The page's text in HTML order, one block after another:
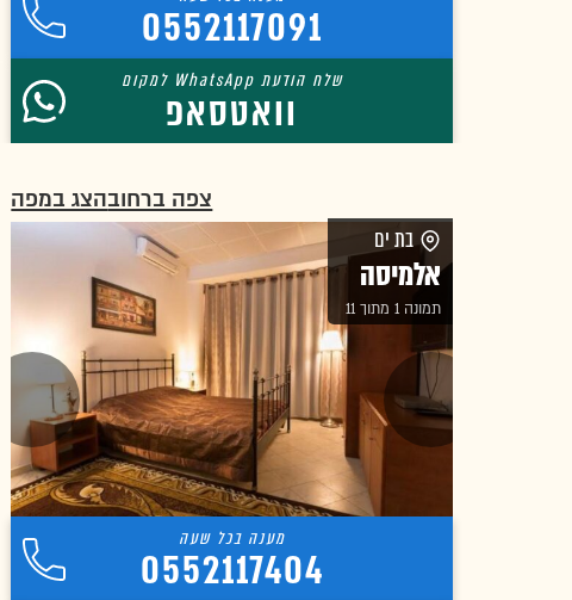
0552117091
וואטסאפ
צפה ברחובהצג במפה
בת ים
אלמיסה
תמונה 1 מתוך 11
0552117404